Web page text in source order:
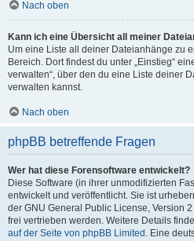
Nach oben
Kann ich eine Übersicht all meiner
Um eine Liste all deiner Dateianhänge zu
Bereich. Dort findest du unter „Einstieg“
verwalten“, über den du eine Liste deiner
verwalten kannst.
Nach oben
phpBB betreffende Fragen
Wer hat diese Forensoftware entwickelt?
Diese Software (in ihrer unmodifizierten
entwickelt und veröffentlicht. Sie ist
der GNU General Public License, Version
frei vertrieben werden. Weitere Details
auf der Seite von phpBB Limited . Eine